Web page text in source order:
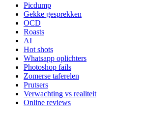
Picdump
Gekke gesprekken
OCD
Roasts
AI
Hot shots
Whatsapp oplichters
Photoshop fails
Zomerse taferelen
Prutsers
Verwachting vs realiteit
Online reviews